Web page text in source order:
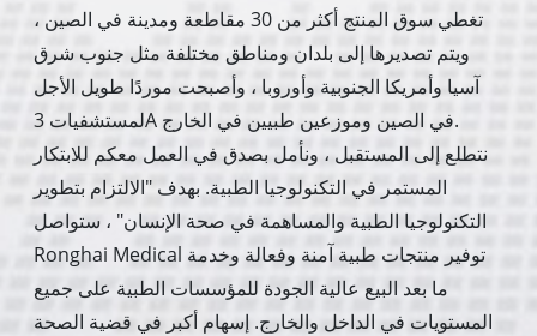
تغطي سوق المنتج أكثر من 30 مقاطعة ومدينة في الصين ،
ويتم تصديرها إلى بلدان ومناطق مختلفة مثل جنوب شرق
آسيا وأمريكا الجنوبية وأوروبا ، وأصبحت موردًا طويل الأجل
لمستشفيات 3A في الصين وموزعين طبيين في الخارج.
نتطلع إلى المستقبل ، ونأمل بصدق في العمل معكم للابتكار
المستمر في التكنولوجيا الطبية. بهدف "الالتزام بتطوير
التكنولوجيا الطبية والمساهمة في صحة الإنسان" ، ستواصل
Ronghai Medical توفير منتجات طبية آمنة وفعالة وخدمة
ما بعد البيع عالية الجودة للمؤسسات الطبية على جميع
المستويات في الداخل والخارج. إسهام أكبر في قضية الصحة